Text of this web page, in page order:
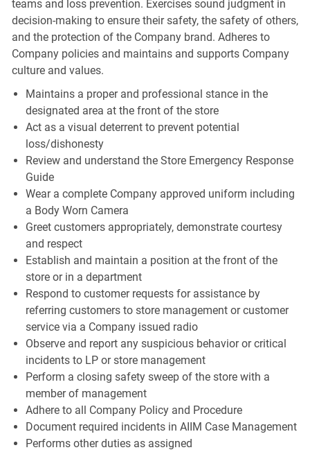
teams and loss prevention. Exercises sound judgment in
decision-making to ensure their safety, the safety of others,
and the protection of the Company brand. Adheres to
Company policies and maintains and supports Company
culture and values.
Maintains a proper and professional stance in the
designated area at the front of the store
Act as a visual deterrent to prevent potential
loss/dishonesty
Review and understand the Store Emergency Response
Guide
Wear a complete Company approved uniform including
a Body Worn Camera
Greet customers appropriately, demonstrate courtesy
and respect
Establish and maintain a position at the front of the
store or in a department
Respond to customer requests for assistance by
referring customers to store management or customer
service via a Company issued radio
Observe and report any suspicious behavior or critical
incidents to LP or store management
Perform a closing safety sweep of the store with a
member of management
Adhere to all Company Policy and Procedure
Document required incidents in AIIM Case Management
Performs other duties as assigned